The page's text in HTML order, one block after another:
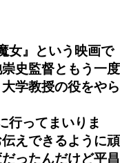
女』という映画で
史監督ともう一度
学教授の役をやら
行ってまいりま
えできるように頑
ったんだけど平昌